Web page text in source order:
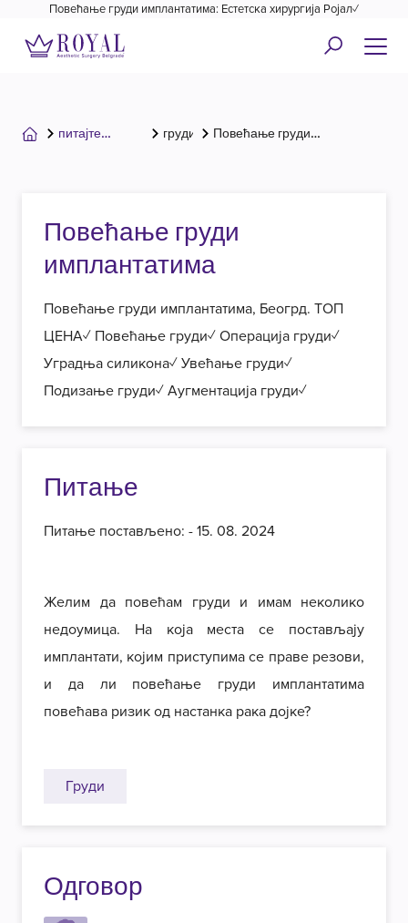
Повећање груди имплантатима: Естетска хирургија Ројал✓
питајте
груди
Повећање груди
Повећање груди
имплантатима
Повећање груди имплантатима, Беогрд. ТОП
ЦЕНА✓ Повећање груди✓ Операција груди✓
Уградња силикона✓ Увећање груди✓
Подизање груди✓ Аугментација груди✓
Питање
Питање постављено: - 15. 08. 2024
Желим да повећам груди и имам неколико
недоумица. На која места се постављају
имплантати, којим приступима се праве резови,
и да ли повећање груди имплантатима
повећава ризик од настанка рака дојке?
Груди
Одговор